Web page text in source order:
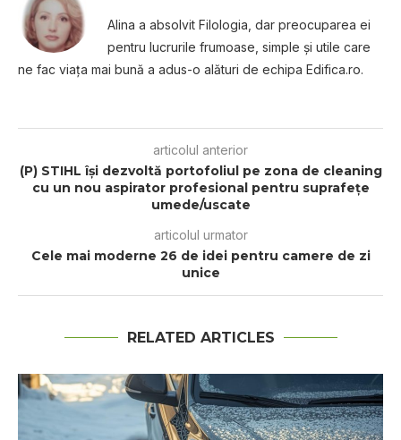
Alina a absolvit Filologia, dar preocuparea ei
pentru lucrurile frumoase, simple şi utile care
ne fac viaţa mai bună a adus-o alături de echipa Edifica.ro.
articolul anterior
(P) STIHL își dezvoltă portofoliul pe zona de cleaning
cu un nou aspirator profesional pentru suprafețe
umede/uscate
articolul urmator
Cele mai moderne 26 de idei pentru camere de zi
unice
RELATED ARTICLES